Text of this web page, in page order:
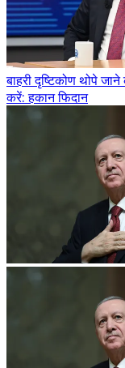
बाहरी दृष्टिकोण थोपे
करें: हकान फिदान